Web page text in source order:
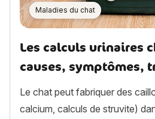
Maladies du chat
Les calculs urinaires
causes, symptômes,
Le chat peut fabriquer des
calcium, calculs de struvite)